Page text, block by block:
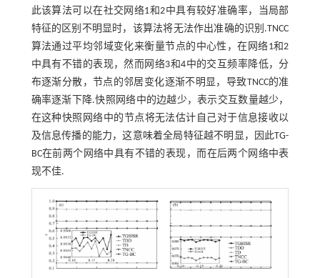
此该算法可以在社交网络1和2中具有较好准确率，当局部
特征的区别不明显时，该算法将无法作出准确的识别.TNCC
算法通过平均邻域变化来衡量节点的中心性，在网络1和2
中具有不错的表现，然而网络3和4中的交互频率降低，分
布逐渐分散，节点的邻居变化逐渐不明显，导致TNCC的准
确率逐渐下降.快照网络中的边越少，表示交互数量越少，
在这种快照网络中的节点将无法估计自己对于信息接收以
及信息传播的能力，这意味着全局特征越不明显，因此TG-
BC在前两个网络中具有不错的表现，而在后两个网络中表
现不佳.